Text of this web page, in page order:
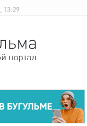
13:29